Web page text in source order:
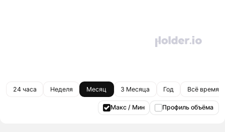
24 часа Неделя Месяц 3 Месяца Год Всё время
Макс / Мин Профиль объёма